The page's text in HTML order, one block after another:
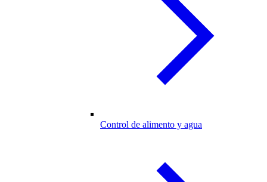
Control de alimento y agua